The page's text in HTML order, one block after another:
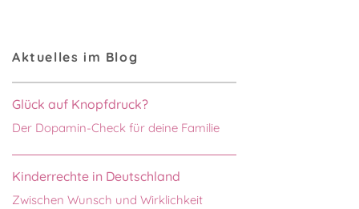
Aktuelles im Blog
Glück auf Knopfdruck?
Der Dopamin-Check für deine Familie
Kinderrechte in Deutschland
Zwischen Wunsch und Wirklichkeit